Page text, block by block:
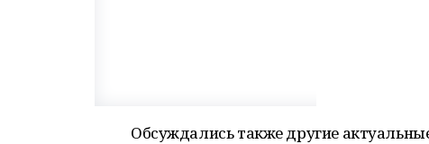
Обсуждались также другие